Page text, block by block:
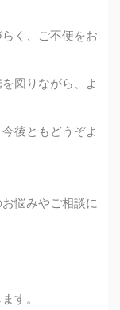
く、ご不便をお
図りながら、よ
後ともどうぞよ
悩みやご相談に
す。